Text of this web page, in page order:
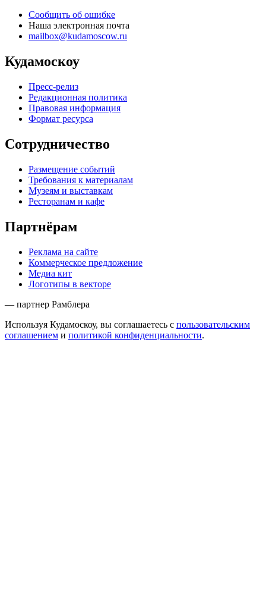
Сообщить об ошибке
Наша электронная почта
mailbox@kudamoscow.ru
Кудамоскоу
Пресс-релиз
Редакционная политика
Правовая информация
Формат ресурса
Сотрудничество
Размещение событий
Требования к материалам
Музеям и выставкам
Ресторанам и кафе
Партнёрам
Реклама на сайте
Коммерческое предложение
Медиа кит
Логотипы в векторе
— партнер Рамблера
Используя Кудамоскоу, вы соглашаетесь с пользовательским
соглашением и политикой конфиденциальности.